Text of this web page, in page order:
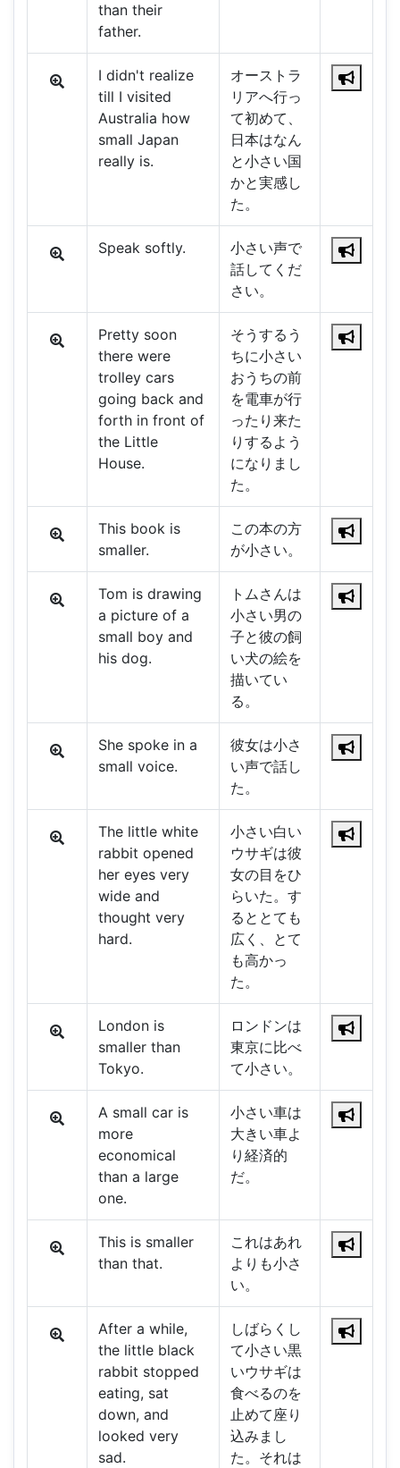
than their
father.
I didn't realize
till I visited
Australia how
small Japan
really is.
オーストラ
リアへ行っ
て初めて、
日本はなん
と小さい国
かと実感し
た。
Speak softly.
小さい声で
話してくだ
さい。
Pretty soon
there were
trolley cars
going back and
forth in front of
the Little
House.
そうするう
ちに小さい
おうちの前
を電車が行
ったり来た
りするよう
になりまし
た。
This book is
smaller.
この本の方
が小さい。
Tom is drawing
a picture of a
small boy and
his dog.
トムさんは
小さい男の
子と彼の飼
い犬の絵を
描いてい
る。
She spoke in a
small voice.
彼女は小さ
い声で話し
た。
The little white
rabbit opened
her eyes very
wide and
thought very
hard.
小さい白い
ウサギは彼
女の目をひ
らいた。す
るととても
広く、とて
も高かっ
た。
London is
smaller than
Tokyo.
ロンドンは
東京に比べ
て小さい。
A small car is
more
economical
than a large
one.
小さい車は
大きい車よ
り経済的
だ。
This is smaller
than that.
これはあれ
よりも小さ
い。
After a while,
the little black
rabbit stopped
eating, sat
down, and
looked very
sad.
しばらくし
て小さい黒
いウサギは
食べるのを
止めて座り
込みまし
た。それは